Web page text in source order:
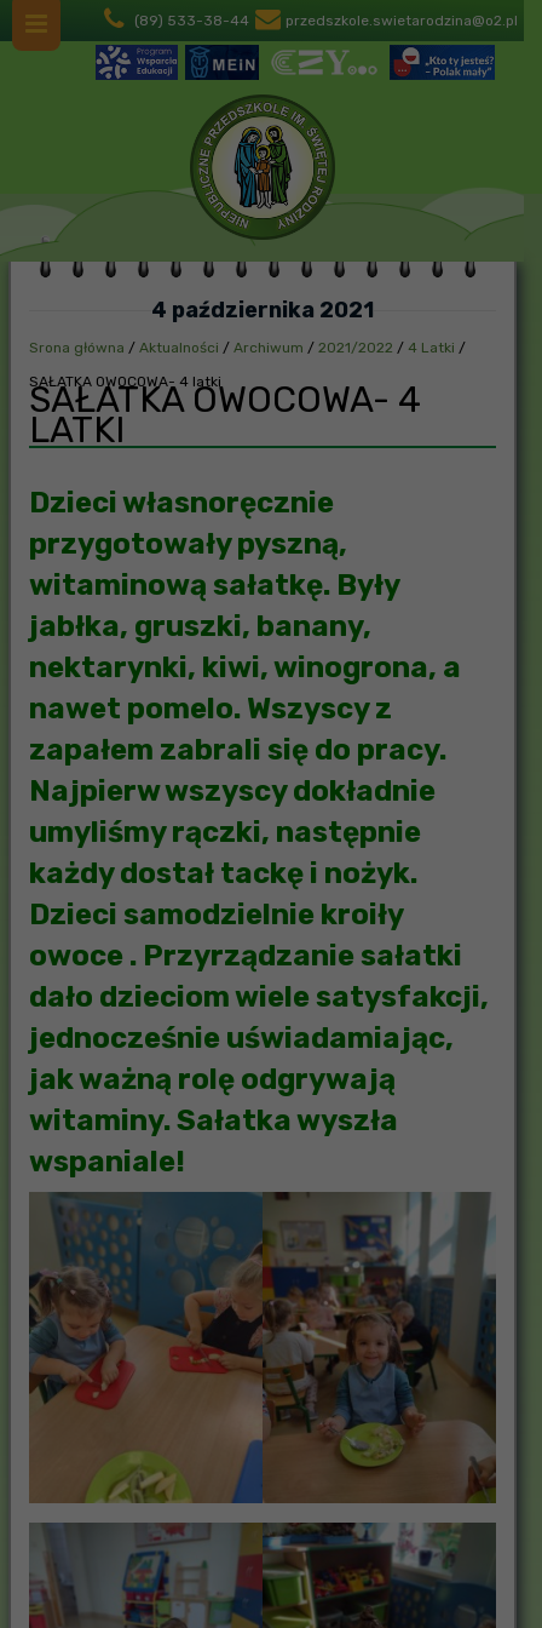
(89) 533-38-44 przedszkole.swietarodzina@o2.pl
4 października 2021
Srona główna / Aktualności / Archiwum / 2021/2022 / 4 Latki /
SAŁATKA OWOCOWA- 4 latki
SAŁATKA OWOCOWA- 4
LATKI
Dzieci własnoręcznie
przygotowały pyszną,
witaminową sałatkę. Były
jabłka, gruszki, banany,
nektarynki, kiwi, winogrona, a
nawet pomelo. Wszyscy z
zapałem zabrali się do pracy.
Najpierw wszyscy dokładnie
umyliśmy rączki, następnie
każdy dostał tackę i nożyk.
Dzieci samodzielnie kroiły
owoce . Przyrządzanie sałatki
dało dzieciom wiele satysfakcji,
jednocześnie uświadamiając,
jak ważną rolę odgrywają
witaminy. Sałatka wyszła
wspaniale!